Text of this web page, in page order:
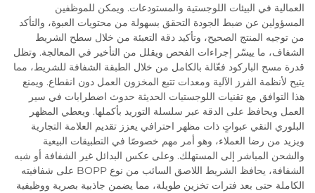
العمالية في البيئات اللوجستية والمستودعات. ويمكن للموظفين
المسؤولين عن ضبط الجودة التحقق بسهولة من محتويات العبوة، والتأكد
من توجيه المنتج الصحيح، وتأكيد دقة التعبئة من خلال سطح الشريط
الشفاف، ما ييسّر إجراءات الفحص ويقلل من التأخير في المعالجة. وتظل
قدرة مسح الباركود فعّالة بالكامل من خلال الطبقة الشفافة للشريط، مما
يتيح لأنظمة الفرز الآلية ومعدات تتبع المخزون العمل دون انقطاع. ويمنع
هذا التوافق مع تقنيات اللوجستيات الحديثة حدوث اضطرابات في سير
العمل ويحافظ على الدقة عبر سلسلة التوريد بأكملها. ويعطي المظهر
البلوري النقي عبواتٍ ذات مظهر احترافي يعزز تقديم العلامة التجارية
ويزيد من رضا العملاء، وهو أمر مهم خصوصًا في التطبيقات البيعية
والشحن المباشر إلى المستهلك. وعلى عكس البدائل غير الشفافة أو شبه
الشفافة، يحافظ الشريط اللاصق السائب من نوع BOPP على شفافيته
الكاملة حتى بعد فترات تخزين طويلة، مما يضمن جاذبية بصرية ووظيفية